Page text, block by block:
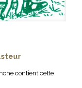
contient cette